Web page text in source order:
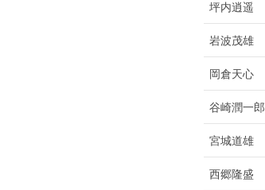
坪内逍遥
岩波茂雄
岡倉天心
谷崎潤一郎
宮城道雄
西郷隆盛